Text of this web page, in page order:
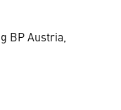
BP Austria,